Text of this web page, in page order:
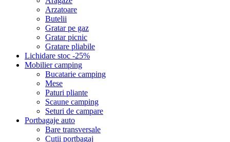
Arzatoare
Butelii
Gratar pe gaz
Gratar picnic
Gratare pliabile
Lichidare stoc -25%
Mobilier camping
Bucatarie camping
Mese
Paturi pliante
Scaune camping
Seturi de campare
Portbagaje auto
Bare transversale
Cutii portbagaj